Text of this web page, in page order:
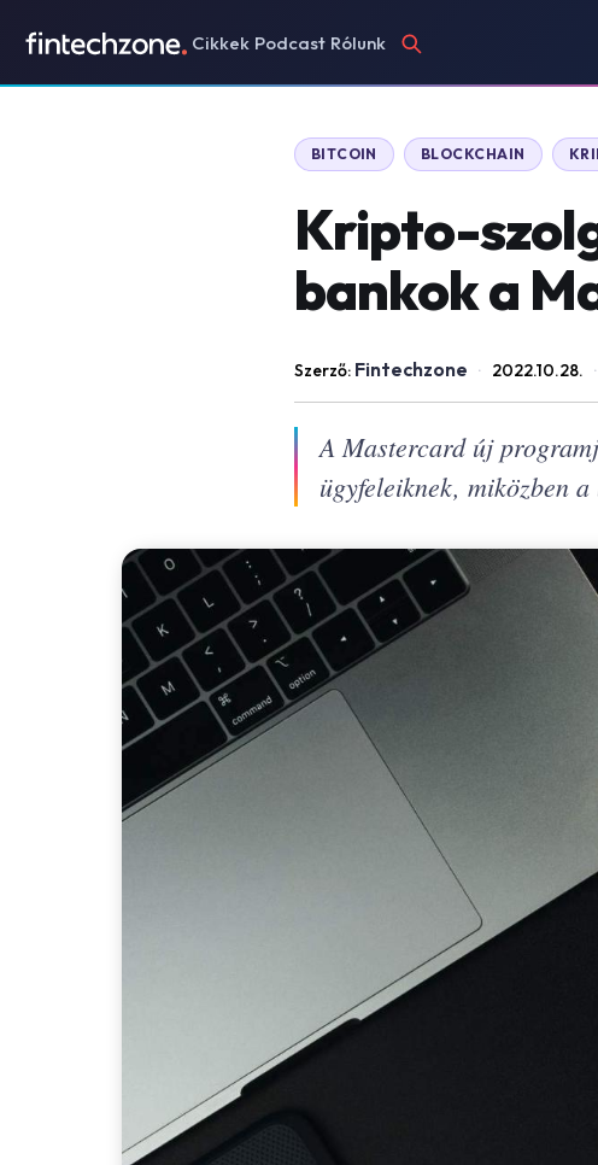
Cikkek Podcast Rólunk
BITCOIN BLOCKCHAIN
Kripto-
bankok a
Szerző: Fintechzone · 2022.10.28. ·
A Mastercard új
ügyfeleiknek, miközben